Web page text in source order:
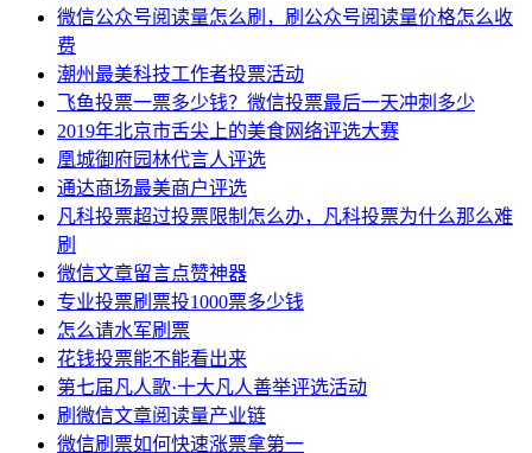
微信公众号阅读量怎么刷，刷公众号阅读量价格怎么收
费
潮州最美科技工作者投票活动
飞鱼投票一票多少钱？微信投票最后一天冲刺多少
2019年北京市舌尖上的美食网络评选大赛
凰城御府园林代言人评选
通达商场最美商户评选
凡科投票超过投票限制怎么办，凡科投票为什么那么难
刷
微信文章留言点赞神器
专业投票刷票投1000票多少钱
怎么请水军刷票
花钱投票能不能看出来
第七届凡人歌·十大凡人善举评选活动
刷微信文章阅读量产业链
微信刷票如何快速涨票拿第一